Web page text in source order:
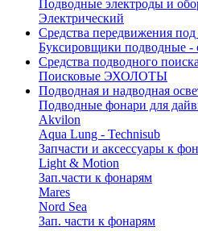
Подводные электроды и
Электрический
Средства передвижения под
Буксировщики подводные -
Средства подводного поиска
Поисковые ЭХОЛОТЫ
Подводная и надводная
Подводные фонари для
Akvilon
Aqua Lung - Technisub
Запчасти и аксессуары к
Light & Motion
Зап.части к фонарям
Mares
Nord Sea
Зап. части к фонарям